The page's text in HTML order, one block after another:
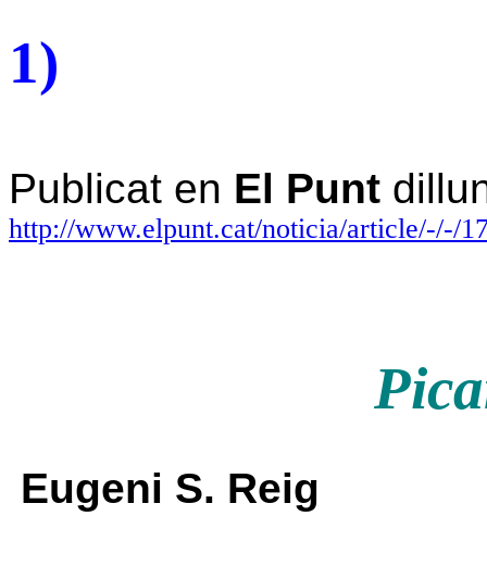
1)
Publicat en El Punt
http://www.elpunt.cat/noticia/article/-/-/
Eugeni S. Reig